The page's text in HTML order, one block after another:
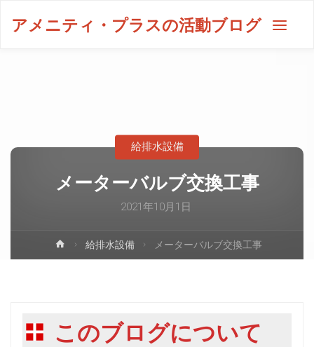
アメニティ・プラスの活動ブログ
メーターバルブ交換工事
2021年10月1日
給排水設備
給排水設備 メーターバルブ交換工事
このブログについて